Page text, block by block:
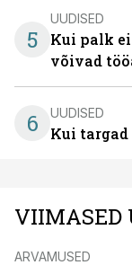
5
UUDISED
Kui palk
võivad
6 UUDISED
Kui
VIIMASED
ARVAMUSED